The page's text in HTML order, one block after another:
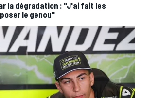
la dégradation : "J'ai fait les
le genou"